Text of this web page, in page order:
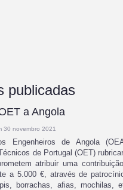
publicadas
a Angola
30 novembro 2021
Engenheiros de Angola
de Portugal (OET)
atribuir uma
a 5.000 €, através de
borrachas, afias, mochilas,